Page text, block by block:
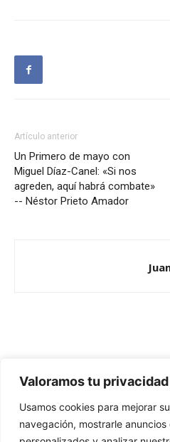
Valoramos tu privacidad
Usamos cookies para mejorar
navegación, mostrarle
Artículo anterior
Un Primero de mayo con
Miguel Díaz-Canel: «Si nos
agreden, aquí habrá combate»
-- Néstor Prieto Amador
Redes Cristianas
Una mirada alternativa sobre la
- Colectivos de Redes Cristianas